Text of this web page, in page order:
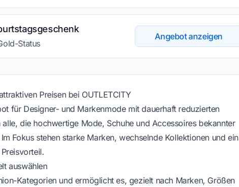
Status
Angebot anzeigen
Preisen bei OUTLETCITY
für Designer- und Markenmode mit dauerhaft reduzierten
die hochwertige Mode, Schuhe und Accessoires bekannter
Fokus stehen starke Marken, wechselnde Kollektionen und ein
auswählen
Kategorien und ermöglicht es, gezielt nach Marken, Größen